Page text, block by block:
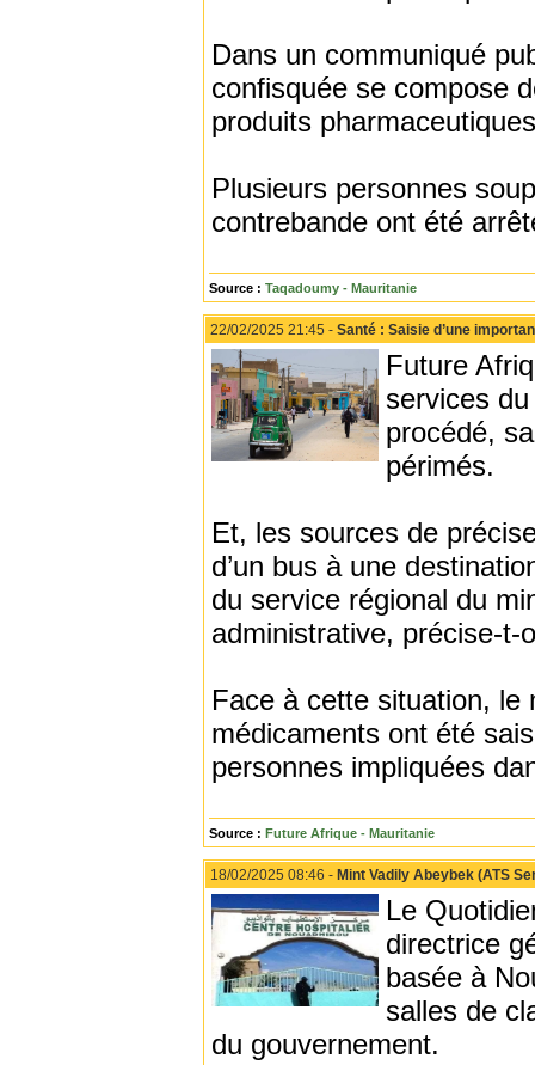
Dans un communiqué
confisquée se compose
produits
Plusieurs personnes
contrebande ont été
Source : Taqadoumy - Mauritanie
22/02/2025 21:45 - Santé : Saisie d’une
Future
services
procédé,
périmés.
Et, les sources de
d’un bus à une
du service régional du
administrative, précise-t-
Face à cette situation, le
médicaments ont été
personnes impliquées
Source : Future Afrique - Mauritanie
18/02/2025 08:46 - Mint Vadily Abeybek (ATS
Le
directrice
basée à
salles de
du gouvernement.